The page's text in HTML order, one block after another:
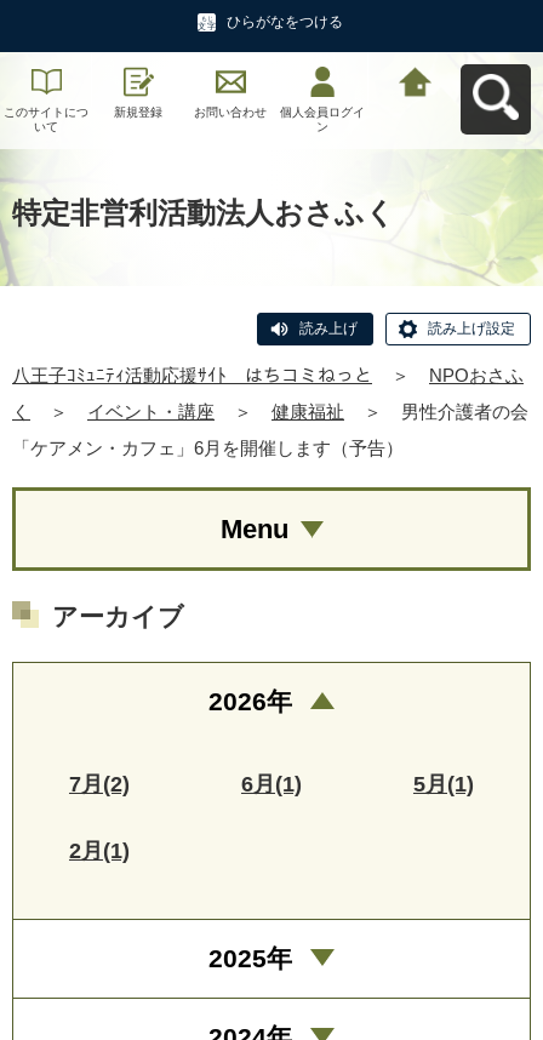
ひらがなをつける
このサイトにつ
いて
新規登録 お問い合わせ
個人会員ログイ
ン
特定非営利活動法人おさふく
読み上げ 読み上げ設定
八王子ｺﾐｭﾆﾃｨ活動応援ｻｲﾄ はちコミねっと ＞
NPOおさふ
く
＞ イベント・講座 ＞ 健康福祉 ＞
男性介護者の会
「ケアメン・カフェ」6月を開催します（予告）
Menu
アーカイブ
2026年
7月(2) 6月(1) 5月(1)
2月(1)
2025年